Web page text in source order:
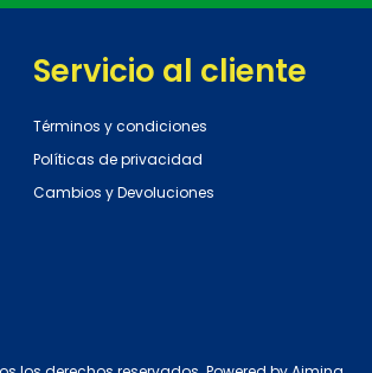
Servicio al cliente
Términos y condiciones
Políticas de privacidad
Cambios y Devoluciones